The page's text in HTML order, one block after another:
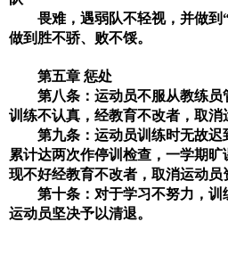
畏难，遇弱队不轻视，并做到
做到胜不骄、败不馁。
第五章 惩处
第八条：运动员不服从教练
训练不认真，经教育不改者，取消
第九条：运动员训练时无故
累计达两次作停训检查，一学期
现不好经教育不改者，取消运动员
第十条：对于学习不努力，
运动员坚决予以清退。